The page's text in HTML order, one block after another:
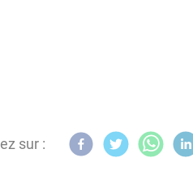
sur :